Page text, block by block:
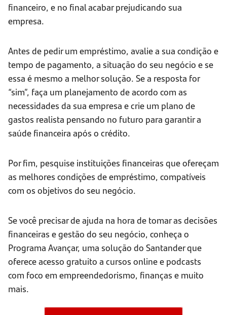
financeiro, e no final acabar prejudicando sua
empresa.
Antes de pedir um empréstimo, avalie a sua condição e
tempo de pagamento, a situação do seu negócio e se
essa é mesmo a melhor solução. Se a resposta for
“sim”, faça um planejamento de acordo com as
necessidades da sua empresa e crie um plano de
gastos realista pensando no futuro para garantir a
saúde financeira após o crédito.
Por fim, pesquise instituições financeiras que ofereçam
as melhores condições de empréstimo, compatíveis
com os objetivos do seu negócio.
Se você precisar de ajuda na hora de tomar as decisões
financeiras e gestão do seu negócio, conheça o
Programa Avançar, uma solução do Santander que
oferece acesso gratuito a cursos online e podcasts
com foco em empreendedorismo, finanças e muito
mais.